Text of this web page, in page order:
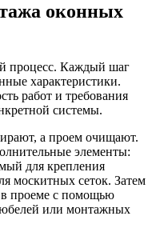
оконных
процесс. Каждый шаг
характеристики.
работ и требования
системы.
а проем очищают.
элементы:
для крепления
москитных сеток. Затем
проеме с помощью
или монтажных